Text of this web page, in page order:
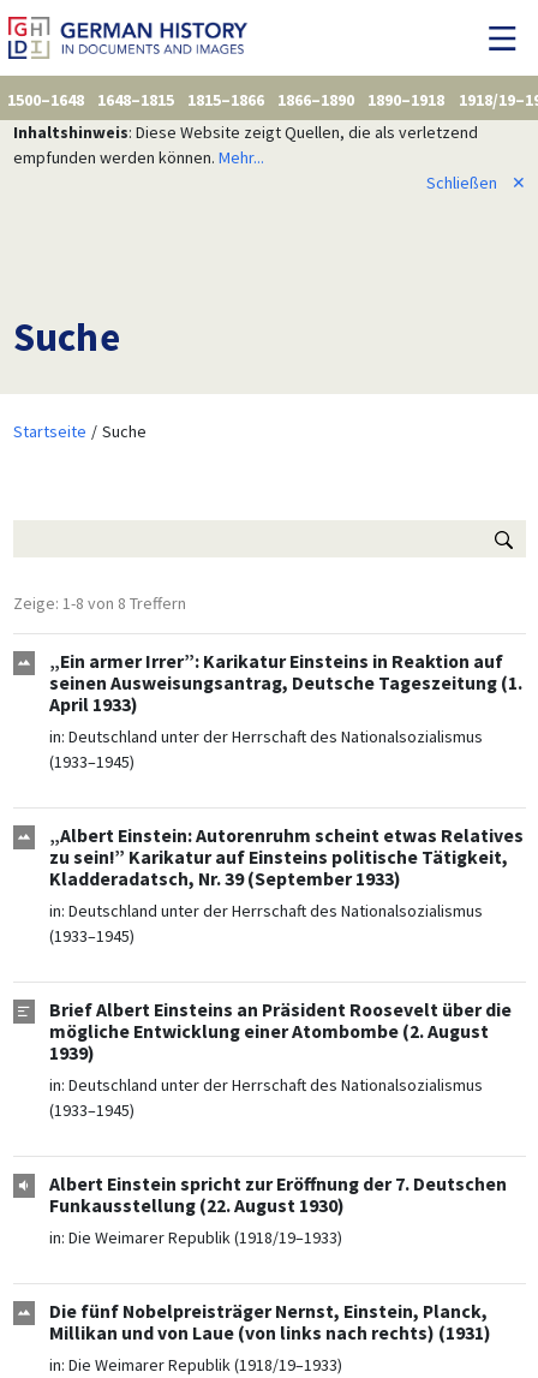
1500–1648 1648–1815 1815–1866 1866–1890 1890–1918
1918/
Inhaltshinweis: Diese Website zeigt Quellen, die als verletzend
empfunden werden können. Mehr...
Schließen
✕
Suche
Startseite Suche
Zeige: 1-8 von 8 Treffern
„Ein armer Irrer”: Karikatur Einsteins in Reaktion auf
seinen Ausweisungsantrag, Deutsche Tageszeitung (1.
April 1933)
in: Deutschland unter der Herrschaft des Nationalsozialismus
(1933–1945)
„Albert Einstein: Autorenruhm scheint etwas Relatives
zu sein!” Karikatur auf Einsteins politische Tätigkeit,
Kladderadatsch, Nr. 39 (September 1933)
in: Deutschland unter der Herrschaft des Nationalsozialismus
(1933–1945)
Brief Albert Einsteins an Präsident Roosevelt über die
mögliche Entwicklung einer Atombombe (2. August
1939)
in: Deutschland unter der Herrschaft des Nationalsozialismus
(1933–1945)
Albert Einstein spricht zur Eröffnung der 7. Deutschen
Funkausstellung (22. August 1930)
in: Die Weimarer Republik (1918/19–1933)
Die fünf Nobelpreisträger Nernst, Einstein, Planck,
Millikan und von Laue (von links nach rechts) (1931)
in: Die Weimarer Republik (1918/19–1933)